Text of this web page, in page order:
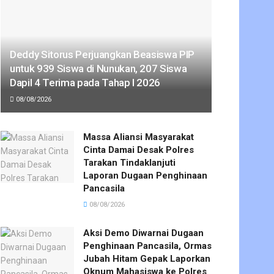
Deddy Sitorus Perjuangkan Beasiswa PIP
untuk 939 Siswa di Nunukan, 207 Siswa
Dapil 4 Terima pada Tahap I 2026
08/08/2026
Massa Aliansi Masyarakat
Cinta Damai Desak Polres
Tarakan Tindaklanjuti
Laporan Dugaan Penghinaan
Pancasila
08/08/2026
Aksi Demo Diwarnai Dugaan
Penghinaan Pancasila, Ormas
Jubah Hitam Gepak Laporkan
Oknum Mahasiswa ke Polres